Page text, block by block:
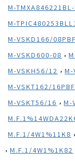
M-
M-
M-VSKD166/08PBF
M-VSKD600-08 ,
M-VSKH56/12 ,
M-VSKT162/16PBF
M-VSKT56/16 , M-
M.F.1/4W1%11K8 ,
, M.F.1/4W1%1K82